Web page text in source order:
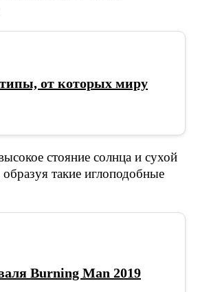
от которых миру
стояние солнца и сухой
такие иглоподобные
Burning Man 2019